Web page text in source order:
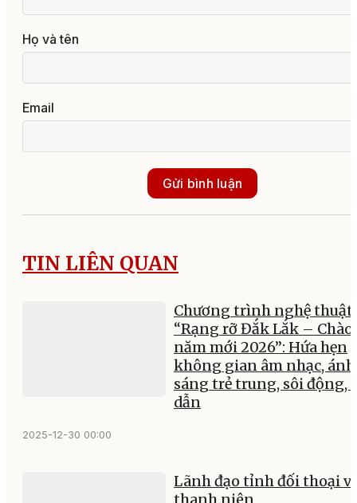
Họ và tên
Email
Gửi bình luận
TIN LIÊN QUAN
Chương trình nghệ thuật
“Rạng rỡ Đắk Lắk – Chào
năm mới 2026”: Hứa hẹn
không gian âm nhạc, ánh
sáng trẻ trung, sôi động,
dẫn
2025-12-30 00:00
Lãnh đạo tỉnh đối thoại